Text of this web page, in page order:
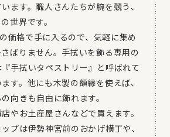
ます。職人さんたちが腕を競う、
世界です。
価格で手に入るので、気軽に集め
ばりません。手拭いを飾る専用の
手拭いタペストリー』と呼ばれて
す。他にも木製の額縁を使えば、
向きも自由に飾れます。
やお土産屋さんなどで買えます。
プは伊勢神宮前のおかげ横丁や、